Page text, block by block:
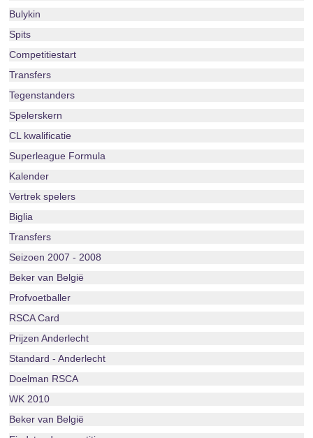
Bulykin
Spits
Competitiestart
Transfers
Tegenstanders
Spelerskern
CL kwalificatie
Superleague Formula
Kalender
Vertrek spelers
Biglia
Transfers
Seizoen 2007 - 2008
Beker van België
Profvoetballer
RSCA Card
Prijzen Anderlecht
Standard - Anderlecht
Doelman RSCA
WK 2010
Beker van België